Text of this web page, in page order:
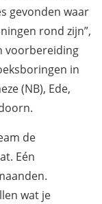
gevonden waar
rond zijn”,
voorbereiding
in
(NB), Ede,
de
Eén
wat je